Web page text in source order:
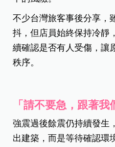
不少台灣旅客事後分享，
抖，但店員始終保持冷靜
續確認是否有人受傷，讓
秩序。
「請不要急，跟著我
強震過後餘震仍持續發生
出建築，而是等待確認環